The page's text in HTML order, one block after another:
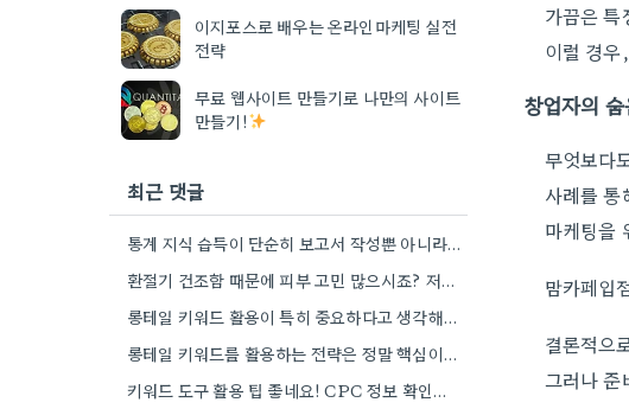
가끔은
이럴 경
창업자의
무엇보다
사례를 통
마케팅을
맘카페입
결론적으
그러나 준
이지포스로 배우는 온라인마케팅 실전
전략
무료 웹사이트 만들기로 나만의 사이트
만들기!
최근 댓글
통계 지식 습득이 단순히 보고서 작성뿐 아니라, 캠페인 성과 측정에도 도움이 된다니 흥미롭네요.
환절기 건조함 때문에 피부 고민 많으시죠? 저도 평소에 수분 관리 신경 쓰느라 시간 오래 뺏깁니다.
롱테일 키워드 활용이 특히 중요하다고 생각해요. 제가 비슷한 경험을 할 때, 너무 일반적인 키워드에 집중했더니…
롱테일 키워드를 활용하는 전략은 정말 핵심이네요. 저도 이전에는 너무 넓은 범위의 키워드에 집중해서 예산을 낭비했던…
키워드 도구 활용 팁 좋네요! CPC 정보 확인하면서 예산 짜는 게 정말 중요할 것 같아요.